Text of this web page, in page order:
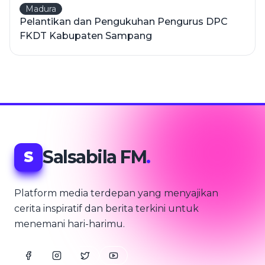
Madura
Pelantikan dan Pengukuhan Pengurus DPC
FKDT Kabupaten Sampang
S Salsabila FM.
Platform media terdepan yang menyajikan
cerita inspiratif dan berita terkini untuk
menemani hari-harimu.